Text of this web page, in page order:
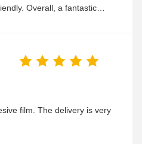
Overall, a fantastic
film. The delivery is very